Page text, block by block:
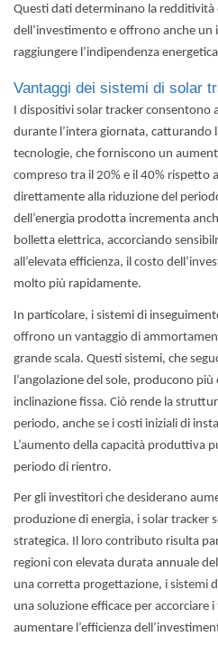
Questi dati determinano la redditività
dell’investimento e offrono anche
raggiungere l’indipendenza
Vantaggi dei sistemi di solar
I dispositivi solar tracker consentono
durante l’intera giornata, catturando
tecnologie, che forniscono un
compreso tra il 20% e il 40% rispetto
direttamente alla riduzione del
dell’energia prodotta incrementa
bolletta elettrica, accorciando
all’elevata efficienza, il costo
molto più rapidamente.
In particolare, i sistemi di
offrono un vantaggio di
grande scala. Questi sistemi, che
l’angolazione del sole, producono
inclinazione fissa. Ciò rende la
periodo, anche se i costi iniziali di
L’aumento della capacità produttiva
periodo di rientro.
Per gli investitori che desiderano
produzione di energia, i solar tracker
strategica. Il loro contributo risulta
regioni con elevata durata annuale
una corretta progettazione, i sistemi
una soluzione efficace per
aumentare l’efficienza